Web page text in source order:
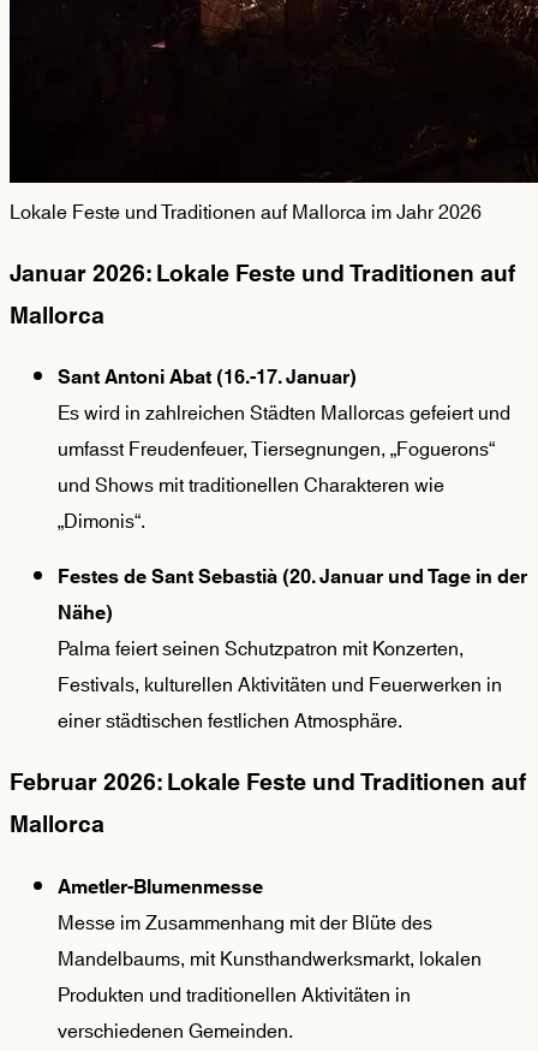
Lokale Feste und Traditionen auf Mallorca im Jahr 2026
Januar 2026: Lokale Feste und Traditionen auf
Mallorca
Sant Antoni Abat (16.-17. Januar)
Es wird in zahlreichen Städten Mallorcas gefeiert und
umfasst Freudenfeuer, Tiersegnungen, „Foguerons“
und Shows mit traditionellen Charakteren wie
„Dimonis“.
Festes de Sant Sebastià (20. Januar und Tage in der
Nähe)
Palma feiert seinen Schutzpatron mit Konzerten,
Festivals, kulturellen Aktivitäten und Feuerwerken in
einer städtischen festlichen Atmosphäre.
Februar 2026: Lokale Feste und Traditionen auf
Mallorca
Ametler-Blumenmesse
Messe im Zusammenhang mit der Blüte des
Mandelbaums, mit Kunsthandwerksmarkt, lokalen
Produkten und traditionellen Aktivitäten in
verschiedenen Gemeinden.